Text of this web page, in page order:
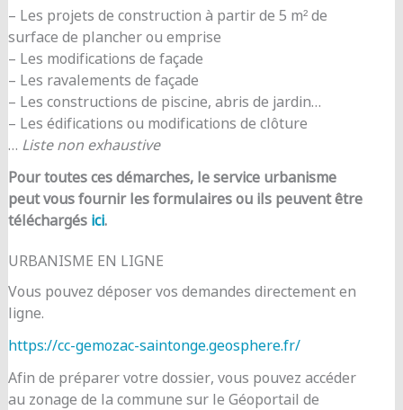
– Les projets de construction à partir de 5 m² de
surface de plancher ou emprise
– Les modifications de façade
– Les ravalements de façade
– Les constructions de piscine, abris de jardin…
– Les édifications ou modifications de clôture
… Liste non exhaustive
Pour toutes ces démarches, le service urbanisme
peut vous fournir les formulaires ou ils peuvent être
téléchargés ici.
URBANISME EN LIGNE
Vous pouvez déposer vos demandes directement en
ligne.
https://cc-gemozac-saintonge.geosphere.fr/
Afin de préparer votre dossier, vous pouvez accéder
au zonage de la commune sur le Géoportail de